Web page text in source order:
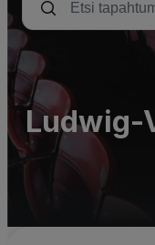
Ludwig-
Saal at